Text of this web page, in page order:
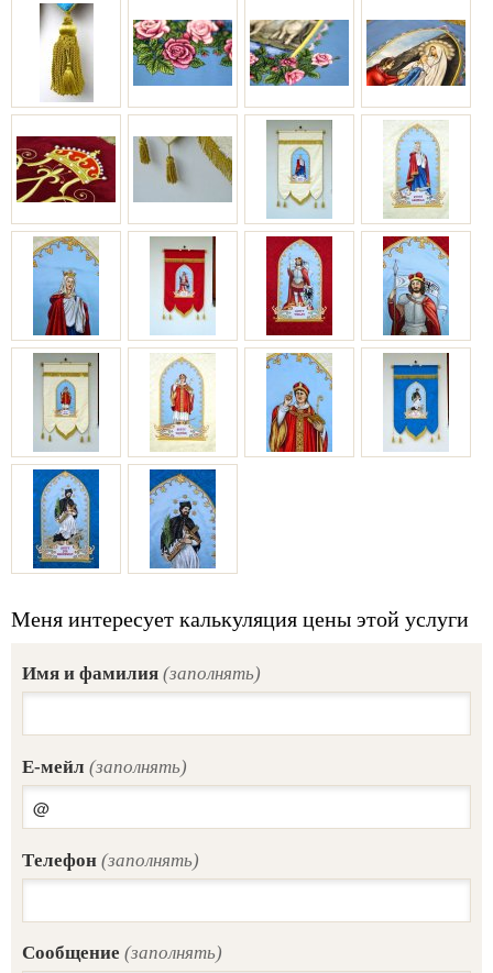
Меня интересует калькуляция цены этой услуги
Имя и фамилия (заполнять)
E-мейл (заполнять)
Tелефон (заполнять)
Сообщение (заполнять)